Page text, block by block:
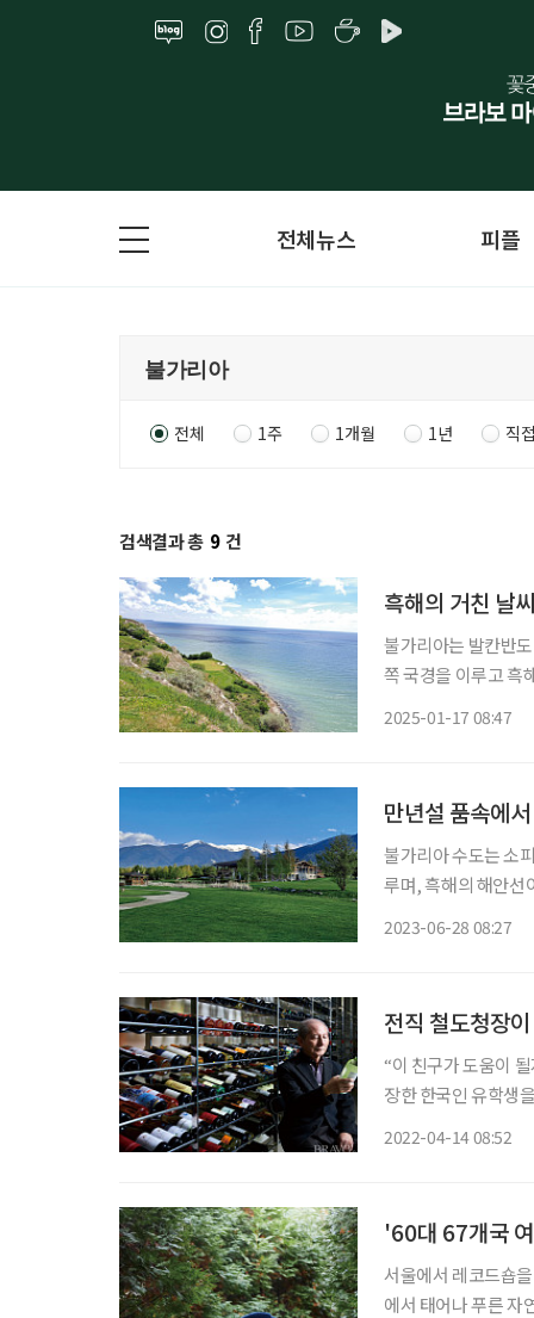
전체뉴스 피플
전체 1주 1개월 1년 직
검색결과 총 9 건
흑해의 거친 날
불가리아는 발칸반
쪽 국경을 이루고 흑
2025-01-17 08:47
만년설 품속에
불가리아 수도는 소
루며, 흑해의 해안선
2023-06-28 08:27
전직 철도청장
“이 친구가 도움이
장한 한국인 유학생
2022-04-14 08:52
'60대 67개국
서울에서 레코드숍
에서 태어나 푸른 자